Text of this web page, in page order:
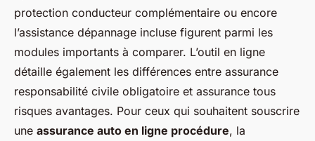
protection conducteur complémentaire ou encore
l’assistance dépannage incluse figurent parmi les
modules importants à comparer. L’outil en ligne
détaille également les différences entre assurance
responsabilité civile obligatoire et assurance tous
risques avantages. Pour ceux qui souhaitent souscrire
une assurance auto en ligne procédure, la